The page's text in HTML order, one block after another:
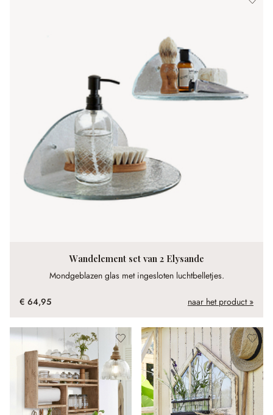
Wandelement set van 2 Elysande
Mondgeblazen glas met ingesloten luchtbelletjes.
€ 64,95 naar het product »